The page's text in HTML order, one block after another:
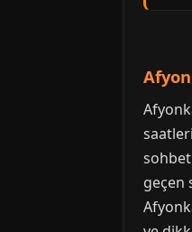
sohbet
geçen